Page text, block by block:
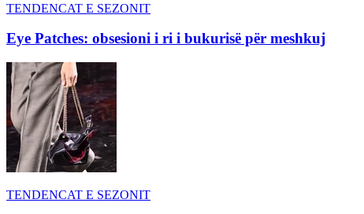
TENDENCAT E SEZONIT
Eye Patches: obsesioni i ri i bukurisë për meshkuj
TENDENCAT E SEZONIT